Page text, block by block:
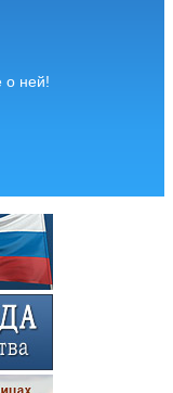
о ней!